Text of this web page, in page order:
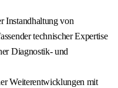
Instandhaltung von
technischer Expertise
Diagnostik‑ und
Weiterentwicklungen mit